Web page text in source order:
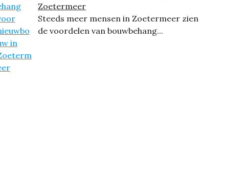
Zoetermeer
Steeds meer mensen in Zoetermeer zien
de voordelen van bouwbehang...